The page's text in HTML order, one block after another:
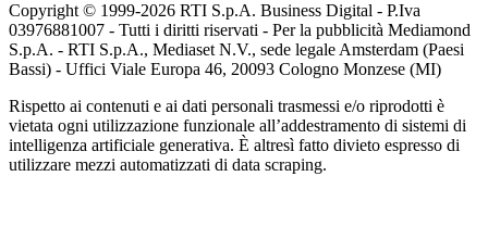
Copyright © 1999-2026 RTI S.p.A. Business Digital - P.Iva
03976881007 - Tutti i diritti riservati - Per la pubblicità Mediamond
S.p.A. - RTI S.p.A., Mediaset N.V., sede legale Amsterdam (Paesi
Bassi) - Uffici Viale Europa 46, 20093 Cologno Monzese (MI)
Rispetto ai contenuti e ai dati personali trasmessi e/o riprodotti è
vietata ogni utilizzazione funzionale all’addestramento di sistemi di
intelligenza artificiale generativa. È altresì fatto divieto espresso di
utilizzare mezzi automatizzati di data scraping.